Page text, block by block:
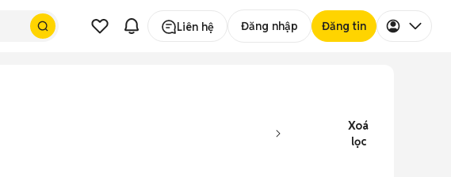
Liên hệ Đăng nhập Đăng tin
Xoá
lọc